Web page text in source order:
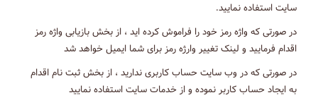
سایت استفاده نمایید.
در صورتی که واژه رمز خود را فراموش کرده اید ، از بخش بازیابی واژه رمز
اقدام فرمایید و لینک تغییر وارژه رمز برای شما ایمیل خواهد شد
در صورتی که در وب سایت حساب کاربری ندارید ، از بخش ثبت نام اقدام
به ایجاد حساب کاربر نموده و از خدمات سایت استفاده نمایید